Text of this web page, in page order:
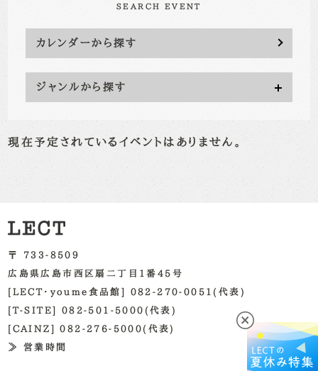
SEARCH EVENT
カレンダーから探す
ジャンルから探す
現在予定されているイベントはありません。
〒 733-8509
広島県広島市西区扇二丁目1番45号
[LECT・youme食品館] 082-270-0051(代表)
[T-SITE] 082-501-5000(代表)
[CAINZ] 082-276-5000(代表)
≫ 営業時間